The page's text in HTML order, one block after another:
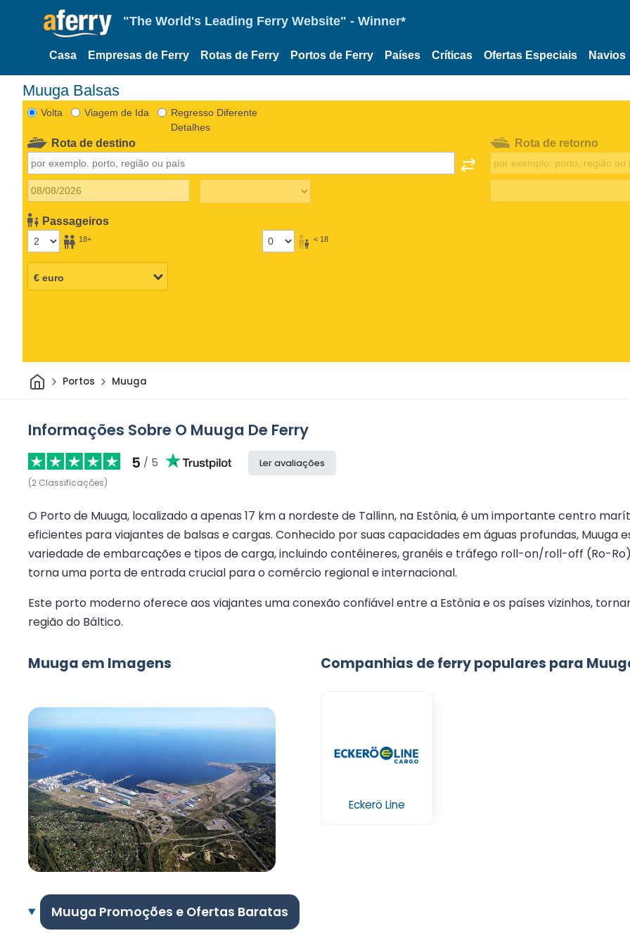
"The World's Leading Ferry Website" - Winner*
Casa Empresas de Ferry Rotas de Ferry Portos de Ferry Países Críticas Ofertas Especiais Navios
Muuga Balsas
Volta Viagem de Ida
Regresso Diferente
Detalhes
Rota de destino
Passageiros
18+ < 18
Rota de retorno
CasaPortos Muuga
Informações Sobre O Muuga De Ferry
5 / 5
(2 Classificações)
Ler avaliações
O Porto de Muuga, localizado a apenas 17 km a nordeste de Tallinn, na Estônia, é um importante centro
eficientes para viajantes de balsas e cargas. Conhecido por suas capacidades em águas profundas,
variedade de embarcações e tipos de carga, incluindo contêineres, granéis e tráfego roll-on/roll-off (Ro-
torna uma porta de entrada crucial para o comércio regional e internacional.
Este porto moderno oferece aos viajantes uma conexão confiável entre a Estônia e os países vizinhos,
região do Báltico.
Muuga em Imagens Companhias de ferry populares para
Eckerö Line
Muuga Promoções e Ofertas Baratas